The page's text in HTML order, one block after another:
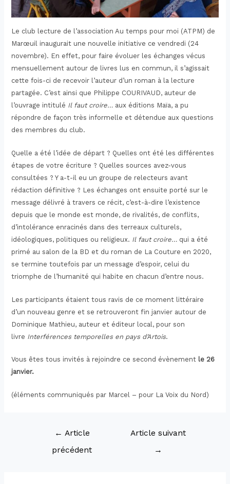
Le club lecture de l’association Au temps pour moi (ATPM) de
Marœuil inaugurait une nouvelle initiative ce vendredi (24
novembre). En effet, pour faire évoluer les échanges vécus
mensuellement autour de livres lus en commun, il s’agissait
cette fois-ci de recevoir l’auteur d’un roman à la lecture
partagée. C’est ainsi que Philippe COURIVAUD, auteur de
l’ouvrage intitulé Il faut croire… aux éditions Maïa, a pu
répondre de façon très informelle et détendue aux questions
des membres du club.
Quelle a été l’idée de départ ? Quelles ont été les différentes
étapes de votre écriture ? Quelles sources avez-vous
consultées ? Y a-t-il eu un groupe de relecteurs avant
rédaction définitive ? Les échanges ont ensuite porté sur le
message délivré à travers ce récit, c’est-à-dire l’existence
depuis que le monde est monde, de rivalités, de conflits,
d’intolérance enracinés dans des terreaux culturels,
idéologiques, politiques ou religieux. Il faut croire… qui a été
primé au salon de la BD et du roman de La Couture en 2020,
se termine toutefois par un message d’espoir, celui du
triomphe de l’humanité qui habite en chacun d’entre nous.
Les participants étaient tous ravis de ce moment littéraire
d’un nouveau genre et se retrouveront fin janvier autour de
Dominique Mathieu, auteur et éditeur local, pour son
livre Interférences temporelles en pays d’Artois.
Vous êtes tous invités à rejoindre ce second évènement le 26
janvier.
(éléments communiqués par Marcel – pour La Voix du Nord)
← Article
précédent
Article suivant
→